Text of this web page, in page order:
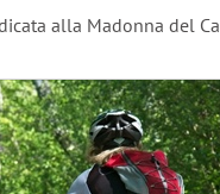
alla Madonna del